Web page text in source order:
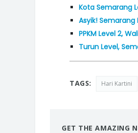
Kota Semarang
Asyik! Semarang
PPKM Level 2,
Turun Level,
TAGS: Hari Kartini
GET THE AMAZING